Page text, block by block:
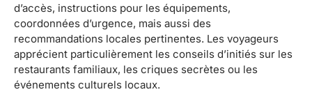
d’accès, instructions pour les équipements,
coordonnées d’urgence, mais aussi des
recommandations locales pertinentes. Les voyageurs
apprécient particulièrement les conseils d’initiés sur les
restaurants familiaux, les criques secrètes ou les
événements culturels locaux.